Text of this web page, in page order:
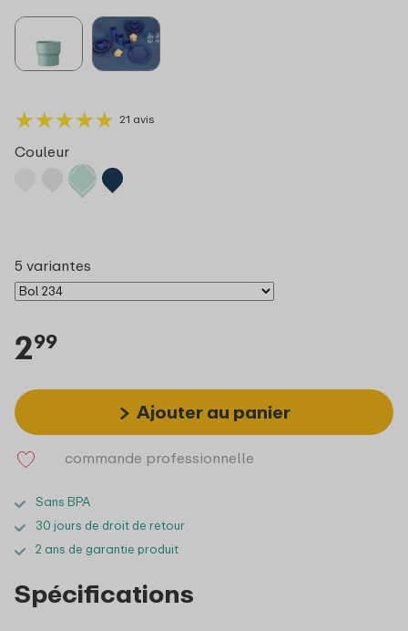
★★★★★
★★★★★ 21 avis
Couleur
5 variantes
299
Ajouter au panier
commande professionnelle
Sans BPA
30 jours de droit de retour
2 ans de garantie produit
Spécifications